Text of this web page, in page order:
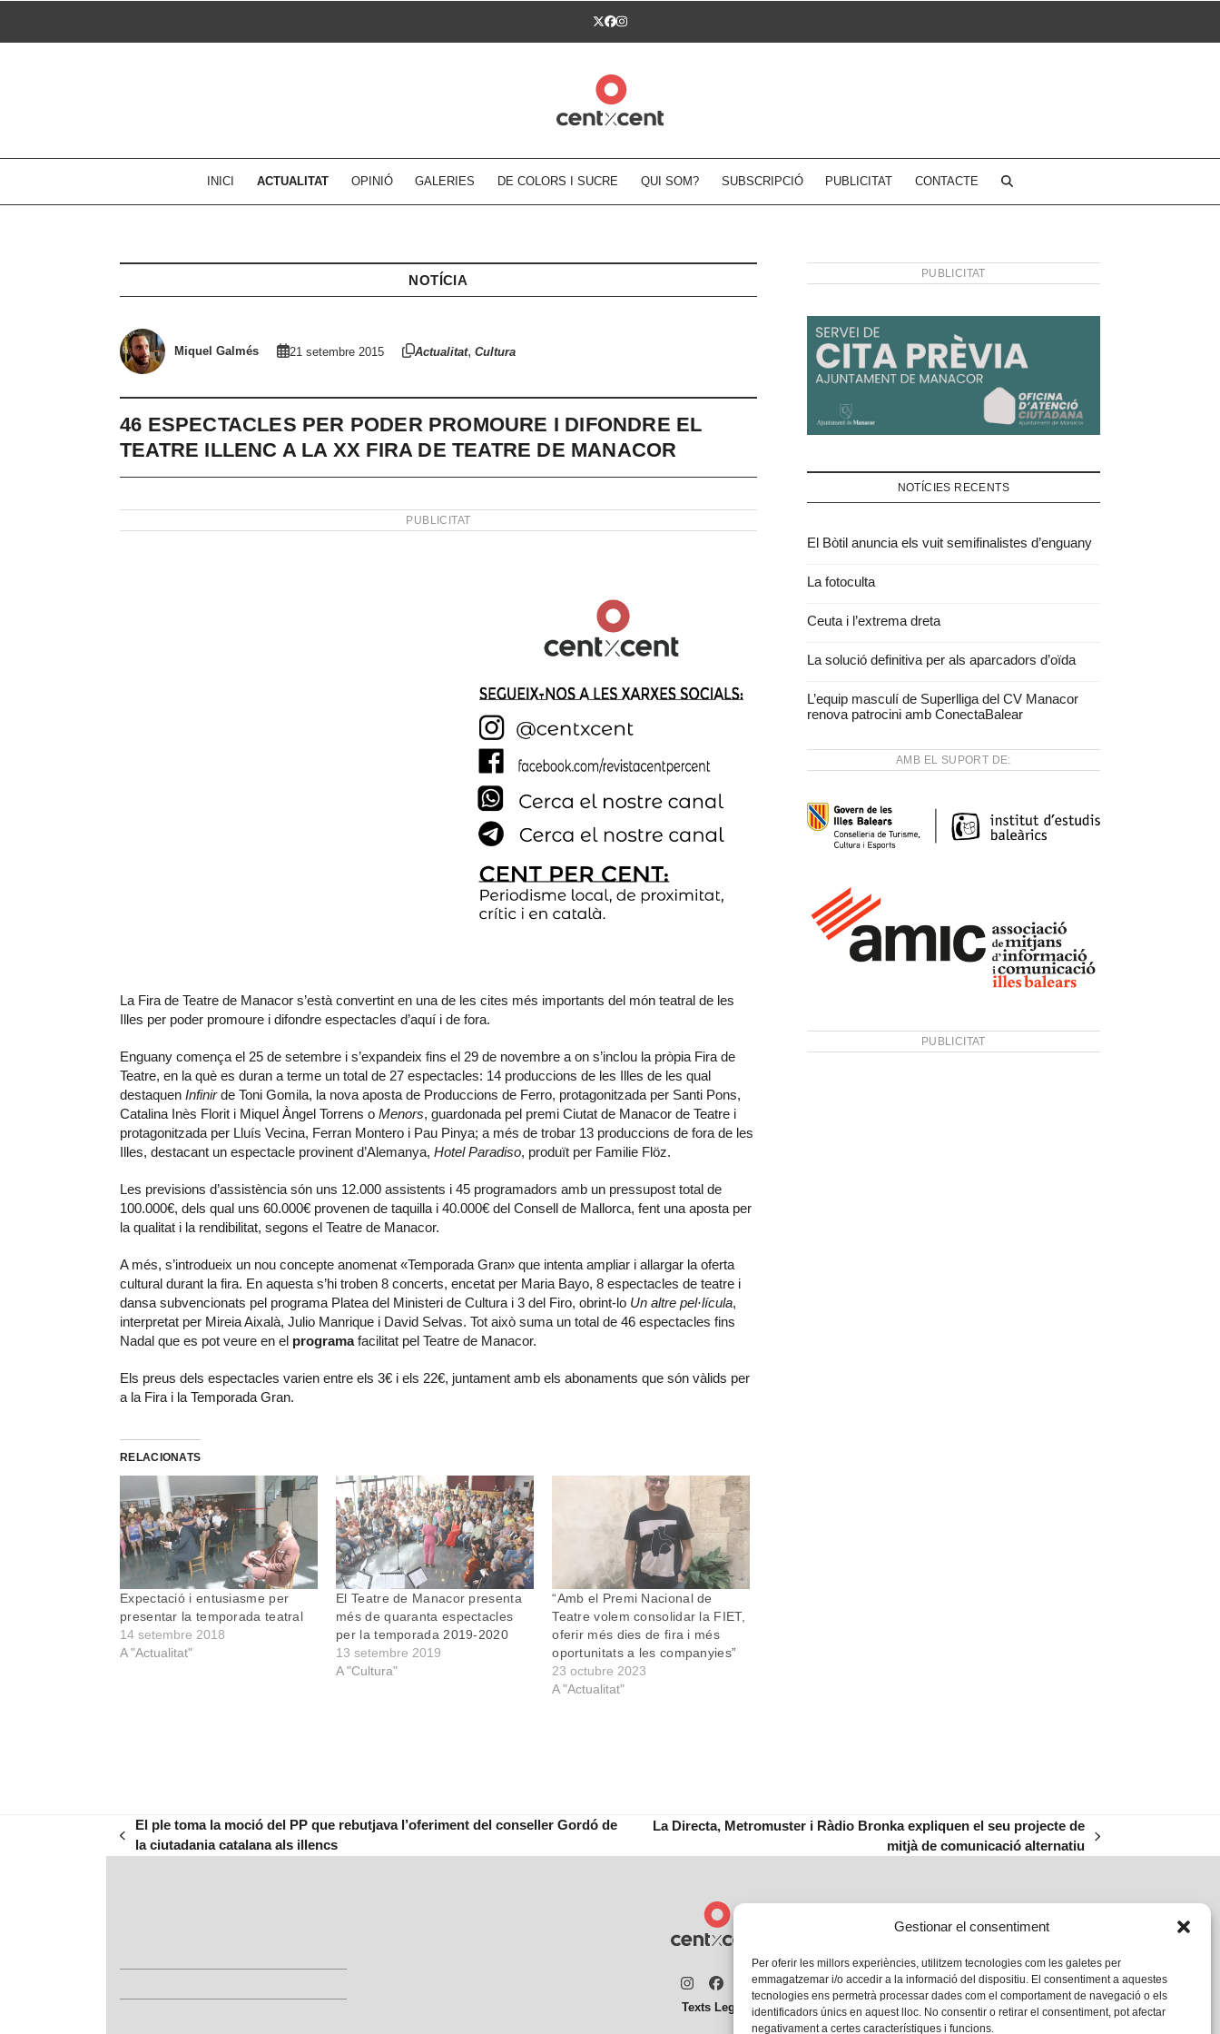
Gestionar el consentiment
Per oferir les millors experiències, utilitzem tecnologies com les galetes per
emmagatzemar i/o accedir a la informació del dispositiu. El consentiment a aquestes
tecnologies ens permetrà processar dades com el comportament de navegació o els
identificadors únics en aquest lloc. No consentir o retirar el consentiment, pot afectar
negativament a certes característiques i funcions.
Twitter
Facebook
Instagram
INICI ACTUALITAT OPINIÓ GALERIES DE COLORS I SUCRE QUI SOM? SUBSCRIPCIÓ PUBLICITAT CONTACTE
NOTÍCIA
Miquel Galmés 21 setembre 2015 Actualitat, Cultura
46 ESPECTACLES PER PODER PROMOURE I DIFONDRE EL
TEATRE ILLENC A LA XX FIRA DE TEATRE DE MANACOR
PUBLICITAT
La Fira de Teatre de Manacor s’està convertint en una de les cites més importants del món teatral de les
Illes per poder promoure i difondre espectacles d’aquí i de fora.
Enguany comença el 25 de setembre i s’expandeix fins el 29 de novembre a on s’inclou la pròpia Fira de
Teatre, en la què es duran a terme un total de 27 espectacles: 14 produccions de les Illes de les qual
destaquen Infinirde Toni Gomila, la nova aposta de Produccions de Ferro, protagonitzada per Santi Pons,
Catalina Inès Florit i Miquel Àngel Torrens o Menors, guardonada pel premi Ciutat de Manacor de Teatre i
protagonitzada per Lluís Vecina, Ferran Montero i Pau Pinya; a més de trobar 13 produccions de fora de les
Illes, destacant un espectacle provinent d’Alemanya, Hotel Paradiso, produït per Familie Flöz.
Les previsions d’assistència són uns 12.000 assistents i 45 programadors amb un pressupost total de
100.000€, dels qual uns 60.000€ provenen de taquilla i 40.000€ del Consell de Mallorca, fent una aposta per
la qualitat i la rendibilitat, segons el Teatre de Manacor.
A més, s’introdueix un nou concepte anomenat «Temporada Gran» que intenta ampliar i allargar la oferta
cultural durant la fira. En aquesta s’hi troben 8 concerts, encetat per Maria Bayo, 8 espectacles de teatre i
dansa subvencionats pel programa Platea del Ministeri de Cultura i 3 del Firo, obrint-lo Un altre pel·lícula,
interpretat per Mireia Aixalà, Julio Manrique i David Selvas. Tot això suma un total de 46 espectacles fins
Nadal que es pot veure en el programafacilitat pel Teatre de Manacor.
Els preus dels espectacles varien entre els 3€ i els 22€, juntament amb els abonaments que són vàlids per
a la Fira i la Temporada Gran.
RELACIONATS
Expectació i entusiasme per
presentar la temporada teatral
14 setembre 2018
A "Actualitat"
El Teatre de Manacor presenta
més de quaranta espectacles
per la temporada 2019-2020
13 setembre 2019
A "Cultura"
“Amb el Premi Nacional de
Teatre volem consolidar la FIET,
oferir més dies de fira i més
oportunitats a les companyies”
23 octubre 2023
A "Actualitat"
PUBLICITAT
NOTÍCIES RECENTS
El Bòtil anuncia els vuit semifinalistes d’enguany
La fotoculta
Ceuta i l’extrema dreta
La solució definitiva per als aparcadors d’oïda
L’equip masculí de Superlliga del CV Manacor
renova patrocini amb ConectaBalear
AMB EL SUPORT DE:
PUBLICITAT
previous
El ple toma la moció del PP que rebutjava l’oferiment del conseller Gordó de
la ciutadania catalana als illencs
La Directa, Metromuster i Ràdio Bronka expliquen el seu projecte de
mitjà de comunicació alternatiu
Instagram
Facebook
Twitter
Texts Legals